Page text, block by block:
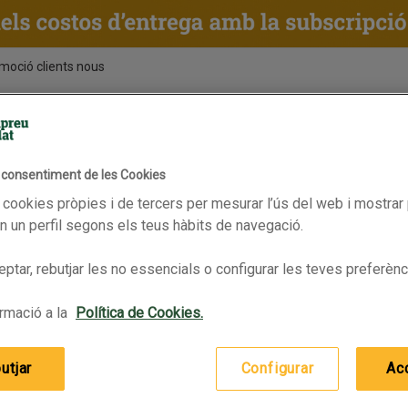
clients nous
fins 13/07/2026
de les Cookies
pròpies i de tercers per mesurar l’ús del web i
un perfil segons els teus hàbits de navegació.
rebutjar les no essencials o configurar les teves
a la Política de Cookies.
Configurar